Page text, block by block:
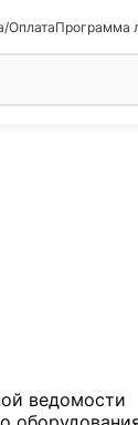
ОплатаПрограмма
ведомости